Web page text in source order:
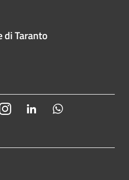
di Taranto
Instagram LinkedIn